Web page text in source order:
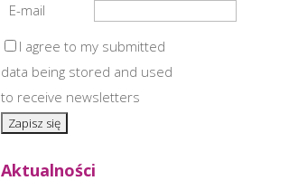
E-mail
I agree to my submitted
data being stored and used
to receive newsletters
Aktualności